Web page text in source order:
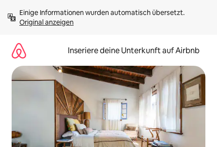
Inhalten
springenOriginal anzeigen
Inseriere deine Unterkunft auf Airbnb